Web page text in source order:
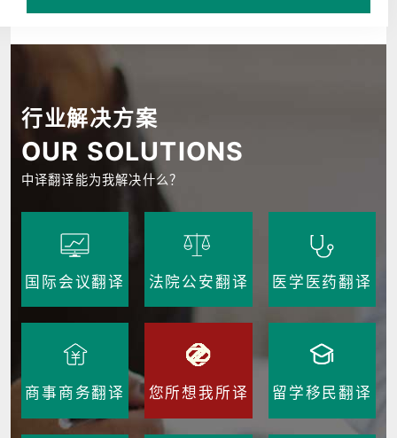
行业解决方案
OUR SOLUTIONS
中译翻译能为我解决什么？
国际会议翻译 法院公安翻译 医学医药翻译
商事商务翻译 您所想我所译 留学移民翻译